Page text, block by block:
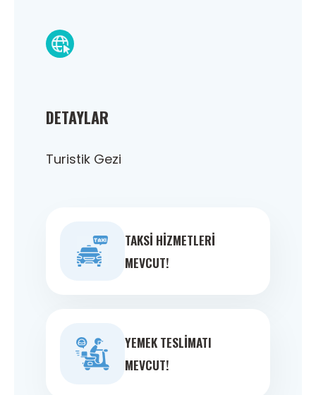
DETAYLAR
Turistik Gezi
TAKSI HIZMETLERI
MEVCUT!
YEMEK TESLIMATI
MEVCUT!